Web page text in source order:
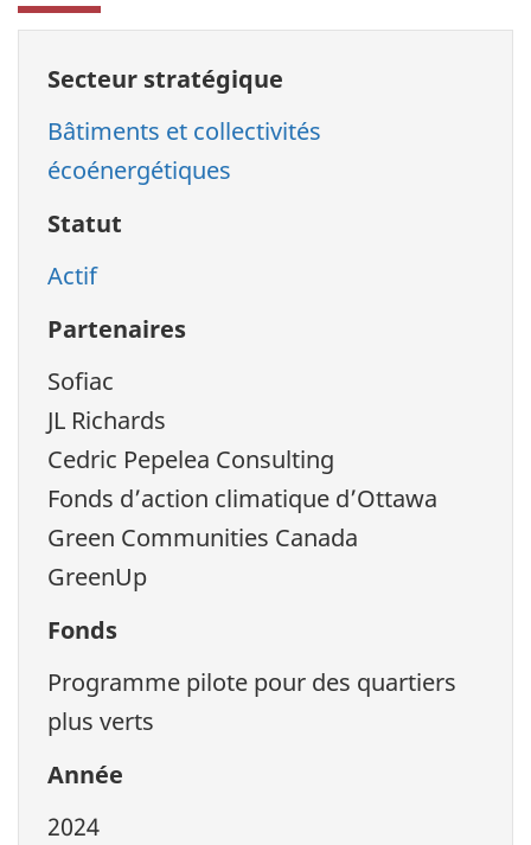
Secteur stratégique
Bâtiments et collectivités
écoénergétiques
Statut
Actif
Partenaires
Sofiac
JL Richards
Cedric Pepelea Consulting
Fonds d’action climatique d’Ottawa
Green Communities Canada
GreenUp
Fonds
Programme pilote pour des quartiers
plus verts
Année
2024